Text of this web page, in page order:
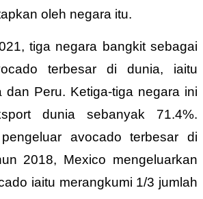
oleh negara itu.
tiga negara bangkit sebagai
terbesar di dunia, iaitu
dan Peru. Ketiga-tiga negara ini
dunia sebanyak 71.4%.
avocado terbesar di
2018, Mexico mengeluarkan
iaitu merangkumi 1/3 jumlah